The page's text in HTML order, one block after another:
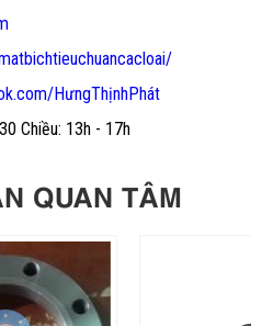
HưngThịnhPhát
Chiều: 13h - 17h
QUAN TÂM